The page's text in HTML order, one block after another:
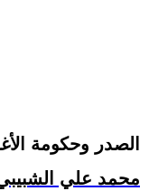
الصدر وحكومة
محمد علي